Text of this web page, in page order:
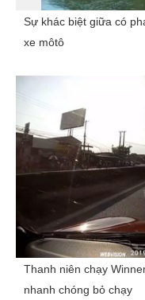
Sự khác biệt giữa có
xe môtô
Thanh niên chạy
nhanh chóng bỏ chạy